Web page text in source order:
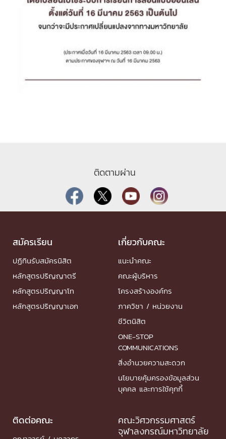
ติดตามผ่าน
สมัครเรียน
ปฏิทินรับสมัครนิสิต
หลักสูตรปริญญาตรี
หลักสูตรปริญญาโท
หลักสูตรปริญญาเอก
เกี่ยวกับคณะ
แนะนำคณะ
คณะผู้บริหาร
โครงสร้างองค์กร
ภาควิชา / หน่วยงาน
ชีวิตนิสิต
ONE-STOP
COMMUNICATIONS
สิ่งอำนวยความสะดวก
นโยบายคุ้มครองข้อมูลส่วน
บุคคล และการใช้คุกกี้
ติดต่อคณะ
คณะวิศวกรรมศาสตร์
จุฬาลงกรณ์มหาวิทยาลัย